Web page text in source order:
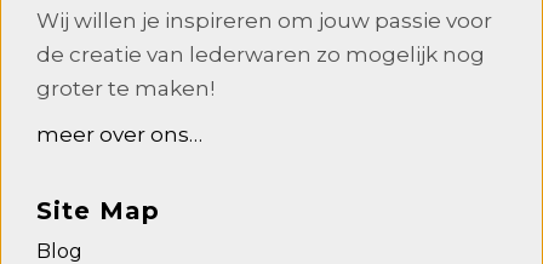
Wij willen je inspireren om jouw passie voor
de creatie van lederwaren zo mogelijk nog
groter te maken!
meer over ons…
Site Map
Blog